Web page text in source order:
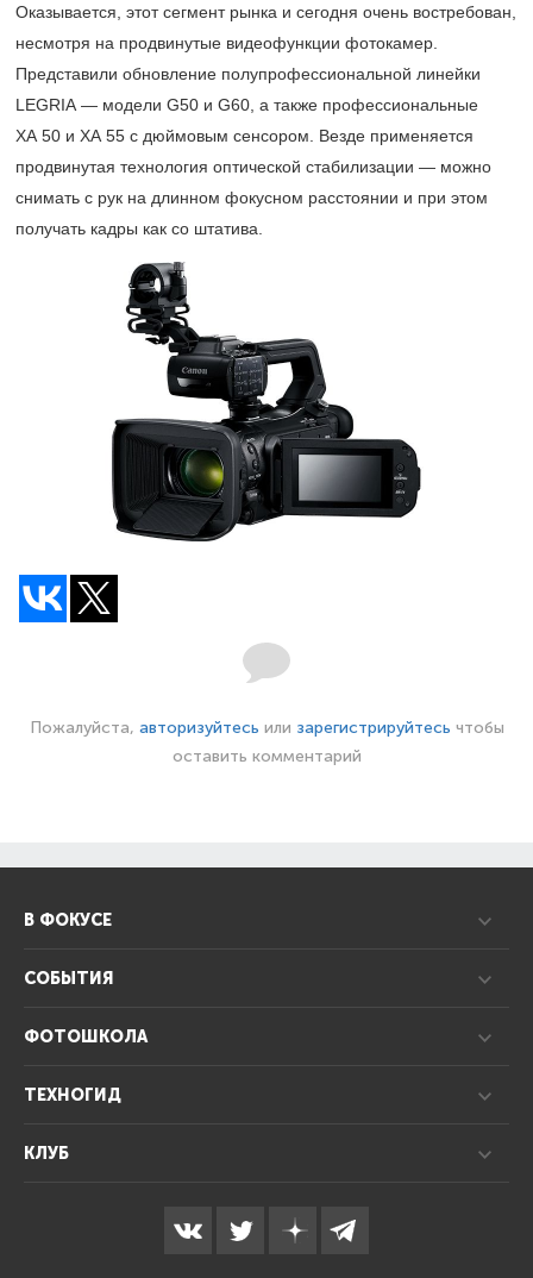
Оказывается, этот сегмент рынка и сегодня очень востребован,
несмотря на продвинутые видеофункции фотокамер.
Представили обновление полупрофессиональной линейки
LEGRIA — модели G50 и G60, а также профессиональные
XA 50 и XA 55 с дюймовым сенсором. Везде применяется
продвинутая технология оптической стабилизации — можно
снимать с рук на длинном фокусном расстоянии и при этом
получать кадры как со штатива.
Пожалуйста, авторизуйтесь или зарегистрируйтесь чтобы
оставить комментарий
В ФОКУСЕ
СОБЫТИЯ
ФОТОШКОЛА
ТЕХНОГИД
КЛУБ